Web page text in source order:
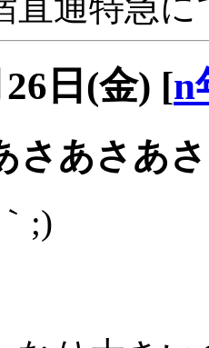
直通特急
日(金) [n
さあさあ
;)